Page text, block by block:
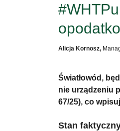
Alicja Kornosz,
Światłowód,
nie urządzeniu
67/25), co
Stan